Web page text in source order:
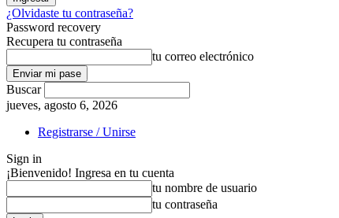
¿Olvidaste tu contraseña?
Password recovery
Recupera tu contraseña
tu correo electrónico
Buscar
jueves, agosto 6, 2026
Registrarse / Unirse
Sign in
¡Bienvenido! Ingresa en tu cuenta
tu nombre de usuario
tu contraseña